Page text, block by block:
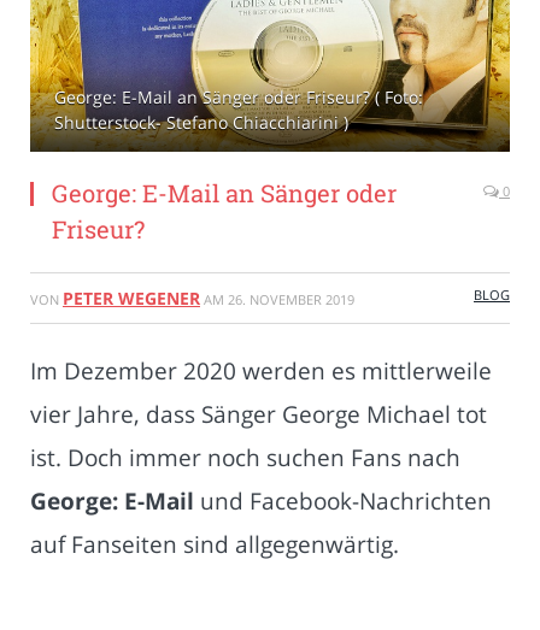
George: E-Mail an Sänger oder Friseur? ( Foto:
Shutterstock- Stefano Chiacchiarini )
George: E-Mail an Sänger oder
Friseur?
0
VON PETER WEGENER AM 26. NOVEMBER 2019 BLOG
Im Dezember 2020 werden es mittlerweile
vier Jahre, dass Sänger George Michael tot
ist. Doch immer noch suchen Fans nach
George: E-Mail und Facebook-Nachrichten
auf Fanseiten sind allgegenwärtig.